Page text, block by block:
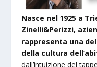
Nasce nel 1925 a
Zinelli&Perizzi,
rappresenta una
della cultura
dall’intuizione del